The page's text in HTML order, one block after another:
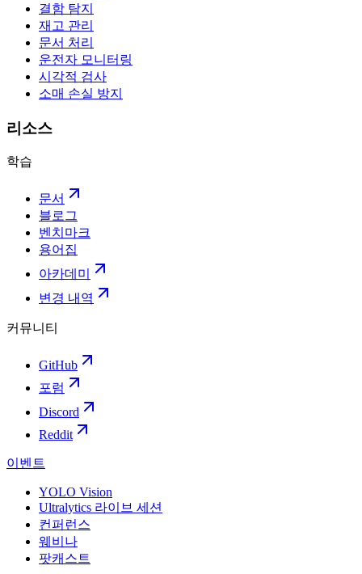
결함 탐지
재고 관리
문서 처리
운전자 모니터링
시각적 검사
소매 손실 방지
리소스
학습
문서
블로그
벤치마크
용어집
아카데미
변경 내역
커뮤니티
GitHub
포럼
Discord
Reddit
이벤트
YOLO Vision
Ultralytics 라이브 세션
컨퍼런스
웨비나
팟캐스트